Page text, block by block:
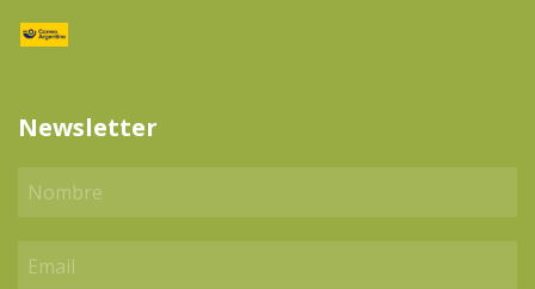
Newsletter